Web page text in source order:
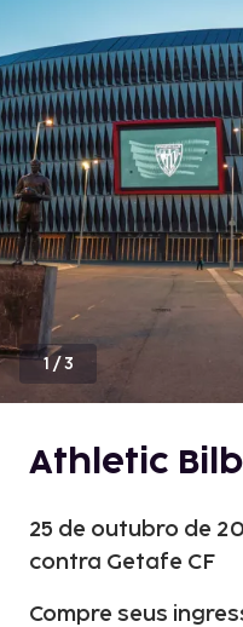
1/3
Athletic
25 de outubro de
contra Getafe CF
Compre seus